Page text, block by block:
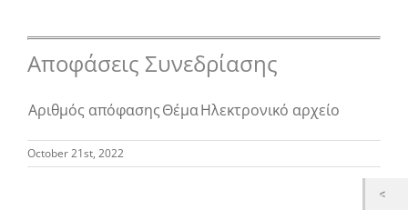
Αποφάσεις Συνεδρίασης
Αριθμός απόφασηςΘέμαΗλεκτρονικό αρχείο
October 21st, 2022